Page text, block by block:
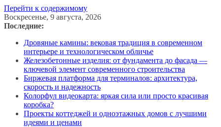
Перейти к содержимому
Воскресенье, 9 августа, 2026
Последние:
Дровяные камины: вековая традиция в современном
интерьере и технологическом обличье
Железобетонные изделия: от фундамента до фасада —
ключевой элемент современного строительства
Биржевая платформа для терминалов: архитектура,
скорость и надежность
Колорфул видеокарта: яркая сила или просто красивая
коробка?
Проекты коттеджей и одноэтажных домов с лучшими
идеями и ценами